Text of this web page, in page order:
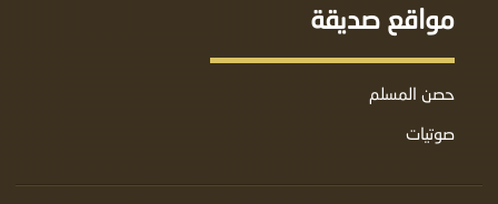
مواقع صديقة
حصن المسلم
صوتيات